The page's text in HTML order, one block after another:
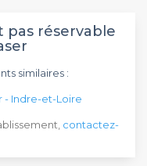
pas réservable
similaires :
- Indre-et-Loire
contactez-